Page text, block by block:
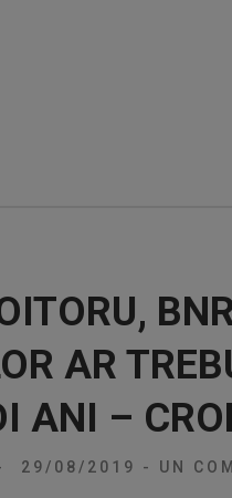
AR
ANI –
29/08/2019 - UN